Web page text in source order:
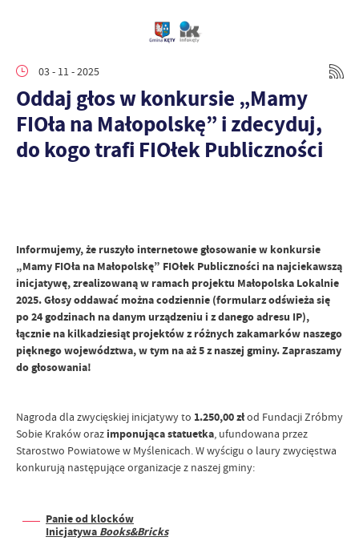
03 - 11 - 2025
Oddaj głos w konkursie „Mamy
FIOła na Małopolskę” i zdecyduj,
do kogo trafi FIOłek Publiczności
Informujemy, że ruszyło internetowe głosowanie w konkursie
„Mamy FIOła na Małopolskę” FIOłek Publiczności na najciekawszą
inicjatywę, zrealizowaną w ramach projektu Małopolska Lokalnie
2025. Głosy oddawać można codziennie (formularz odświeża się
po 24 godzinach na danym urządzeniu i z danego adresu IP),
łącznie na kilkadziesiąt projektów z różnych zakamarków naszego
pięknego województwa, w tym na aż 5 z naszej gminy. Zapraszamy
do głosowania!
Nagroda dla zwycięskiej inicjatywy to 1.250,00 złod Fundacji Zróbmy
Sobie Kraków oraz imponująca statuetka, ufundowana przez
Starostwo Powiatowe w Myślenicach. W wyścigu o laury zwycięstwa
konkurują następujące organizacje z naszej gminy:
Panie od klocków
Inicjatywa Books&Bricks